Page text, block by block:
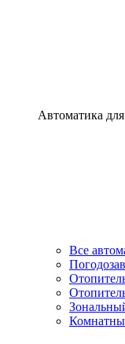
Автоматика
Все